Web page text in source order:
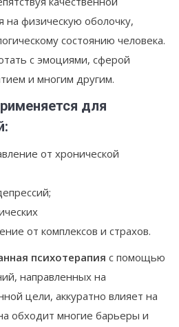
на физическую оболочку,
состоянию человека.
с эмоциями, сферой
и многим другим.
для
от хронической
от комплексов и страхов.
психотерапия с помощью
направленных на
цели, аккуратно влияет на
обходит многие барьеры и